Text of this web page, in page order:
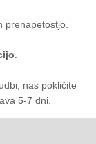
prenapetostjo.
nas pokličite
5-7 dni.